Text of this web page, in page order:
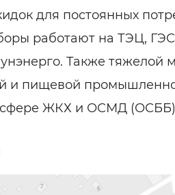
для постоянных
работают на ТЭЦ,
Также тяжелой
и пищевой
сфере ЖКХ и ОСМД